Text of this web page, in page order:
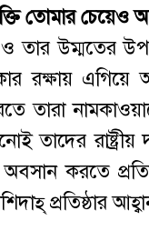
তোমার চেয়েও
ও তার উম্মতের
রক্ষায় এগিয়ে
তারা
তাদের
করতে
প্রতিষ্ঠার